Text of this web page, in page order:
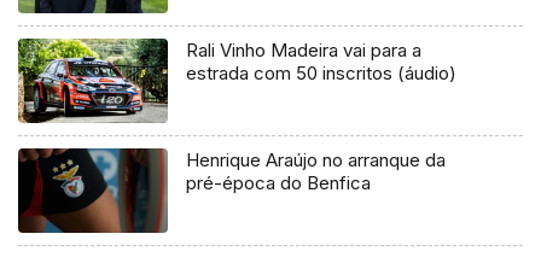
Rali Vinho Madeira vai para a
estrada com 50 inscritos (áudio)
Henrique Araújo no arranque da
pré-época do Benfica